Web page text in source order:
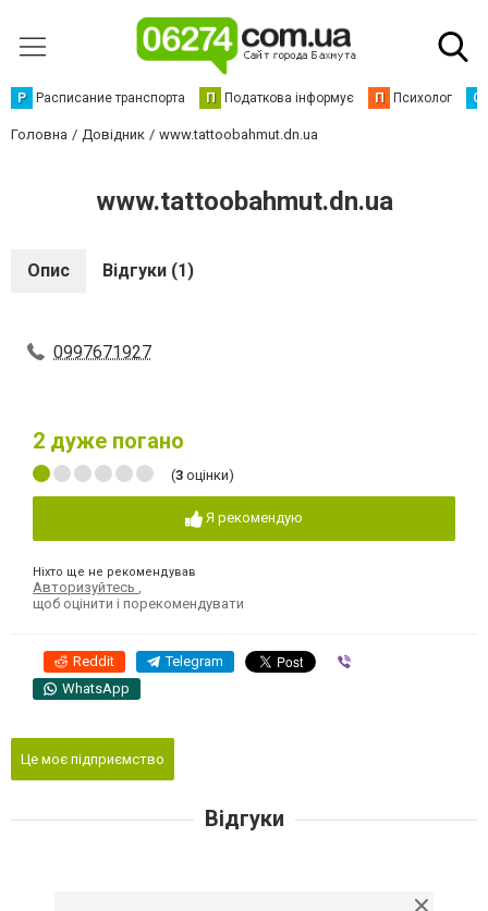
Р Расписание транспорта П Податкова інформує П Психолог С
Головна Довідник www.tattoobahmut.dn.ua
www.tattoobahmut.dn.ua
Опис Відгуки (1)
0997671927
2 дуже погано
(3 оцінки)
Я рекомендую
Ніхто ще не рекомендував
Авторизуйтесь
щоб оцінити і порекомендувати
Reddit Telegram
WhatsApp
Це моє підприємство
Відгуки